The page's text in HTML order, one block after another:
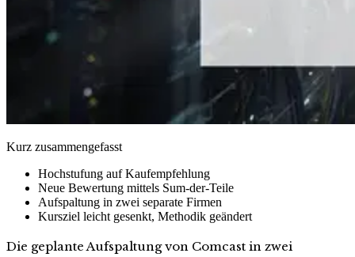
Kurz zusammengefasst
Hochstufung auf Kaufempfehlung
Neue Bewertung mittels Sum-der-Teile
Aufspaltung in zwei separate Firmen
Kursziel leicht gesenkt, Methodik geändert
Die geplante Aufspaltung von Comcast in zwei